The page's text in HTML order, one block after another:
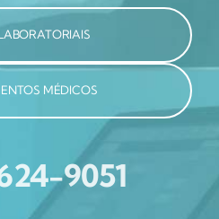
MÉDICOS
9051